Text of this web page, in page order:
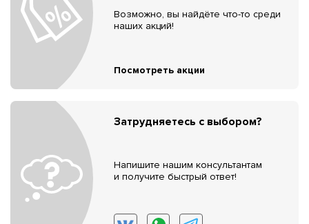
Возможно, вы найдёте что-то среди
наших акций!
Посмотреть акции
Затрудняетесь с выбором?
Напишите нашим консультантам
и получите быстрый ответ!